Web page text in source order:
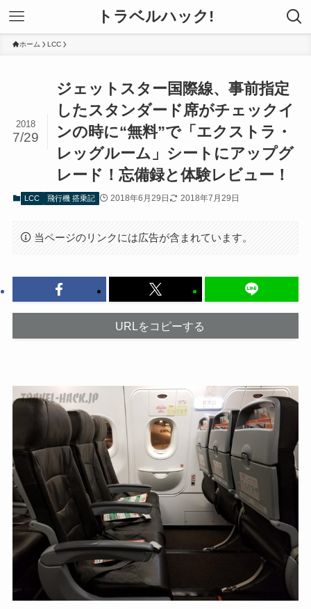
トラベルハック!
ホーム LCC
ジェットスター国際線、事前指定
したスタンダード席がチェックイ
ンの時に“無料”で「エクストラ・
レッグルーム」シートにアップグ
レード！忘備録と体験レビュー！
2018
7/29
LCC 飛行機 搭乗記 2018年6月29日 2018年7月29日
当ページのリンクには広告が含まれています。
URLをコピーする